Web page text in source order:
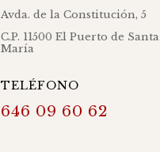
Avda. de la Constitución, 5
C.P. 11500 El Puerto de Santa
María
TELÉFONO
646 09 60 62